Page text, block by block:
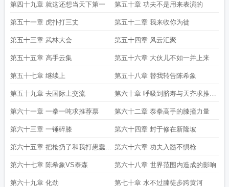
第四十九章 就这还想当天下第一 第五十章 功夫不是用来表演的
第五十一章 虎扑打三丈 第五十二章 我来收你为徒
第五十三章 武林大会 第五十四章 风云汇聚
第五十五章 高手云集 第五十六章 大伙儿不如一并上来
第五十七章 继续上 第五十八章 替我转告陈希象
第五十九章 去国际上交流 第六十章 呼吸到脐寿与天齐求推荐
票
第六十一章 一拳一吨求推荐票 第六十二章 泰拳高手的膝撞力量
第六十三章 一锤碎膝 第六十四章 封于修在新隆坡
第六十五章 把枪扔了和我打愚蠢至
极
第六十六章 功夫入髓不惧枪
第六十七章 陈希象VS泰森 第六十八章 世界范围内造成的影响
第六十九章 化劲 第七十章 水不过膝徒步跨黄河